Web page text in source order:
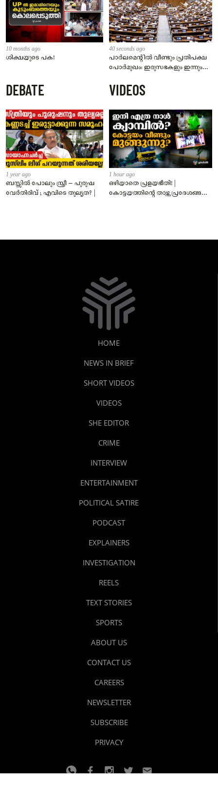
10 months ago
ശിക്ഷയുടെ പക!
40 seconds ago
പാർലമെന്റിൽ വീണ്ടും പ്രതിപക്ഷ
പോർമുഖം: ഇരുസഭകളും ഇന്നും
നൽകണമെന്ന് ആവശ്യം
DEBATE
1 year ago
ബസ്സിൽ പോലും സ്ത്രീ – പുരുഷ
വേർതിരിവ് ; എവിടെ തുല്യത? |
VIDEOS
1 hour ago
ഒഴിയാതെ പ്രളയഭീതി! |
കോട്ടയത്തിന്റെ താഴ്ന്ന പ്രദേശങ്ങൾ
HOME
NEWS IN BRIEF
SHORT VIDEOS
VIDEOS
SHE EDITOR
CRIME
INTERVIEW
ENTERTAINMENT
POLITICAL SATIRE
PODCAST
EXPLAINERS
INVESTIGATION
REELS
TEXT STORIES
SPORTS
ABOUT US
CONTACT US
CAREERS
NEWSLETTER
SUBSCRIBE
PRIVACY